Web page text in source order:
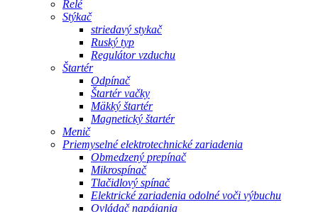
Relé
Stýkač
striedavý stykač
Ruský typ
Regulátor vzduchu
Štartér
Odpínač
Štartér vačky
Mäkký štartér
Magnetický štartér
Menič
Priemyselné elektrotechnické zariadenia
Obmedzený prepínač
Mikrospínač
Tlačidlový spínač
Elektrické zariadenia odolné voči výbuchu
Ovládač napájania